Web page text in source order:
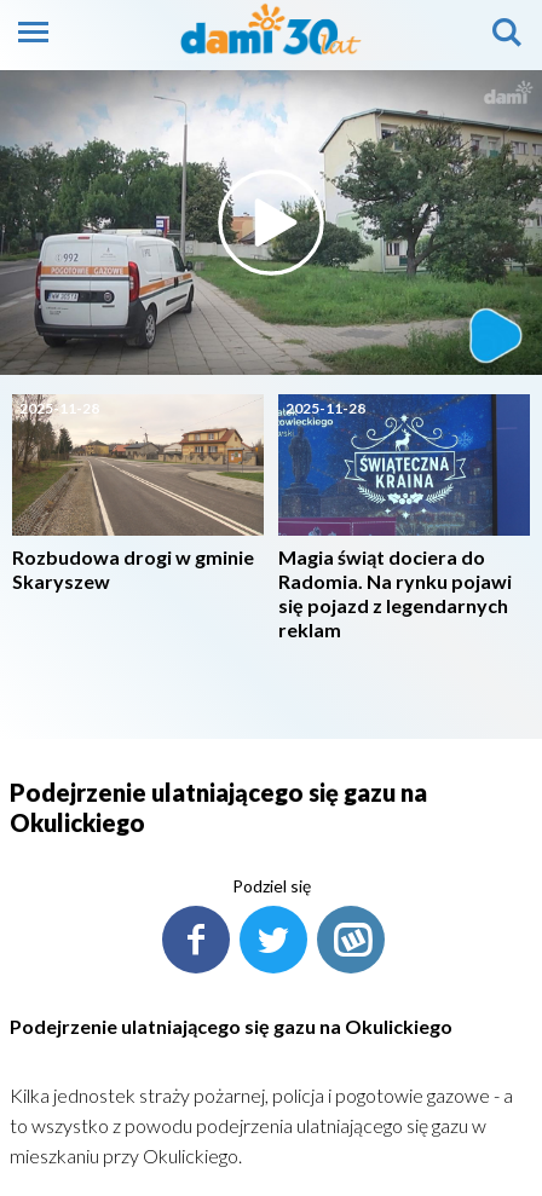
2025-11-28
Rozbudowa drogi w gminie
Skaryszew
2025-11-28
Magia świąt dociera do
Radomia. Na rynku pojawi
się pojazd z legendarnych
reklam
Podejrzenie ulatniającego się gazu na
Okulickiego
Podziel się
Podejrzenie ulatniającego się gazu na Okulickiego
Kilka jednostek straży pożarnej, policja i pogotowie gazowe - a
to wszystko z powodu podejrzenia ulatniającego się gazu w
mieszkaniu przy Okulickiego.